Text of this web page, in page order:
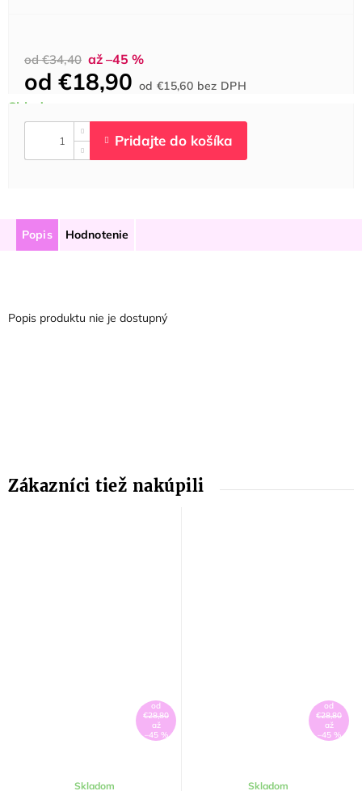
od €34,40 až –45 %
od €18,90 od€15,60 bez DPHcena:
Popis Hodnotenie
Popis produktu nie je dostupný
od
€28,80
až
–45 %
Skladom
od
€28,80
až
–45 %
Skladom